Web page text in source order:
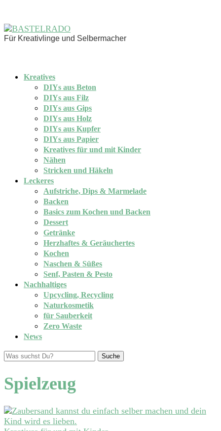
Für Kreativlinge und Selbermacher
Kreatives
DIYs aus Beton
DIYs aus Filz
DIYs aus Gips
DIYs aus Holz
DIYs aus Kupfer
DIYs aus Papier
Kreatives für und mit Kinder
Nähen
Stricken und Häkeln
Leckeres
Aufstriche, Dips & Marmelade
Backen
Basics zum Kochen und Backen
Dessert
Getränke
Herzhaftes & Geräuchertes
Kochen
Naschen & Süßes
Senf, Pasten & Pesto
Nachhaltiges
Upcycling, Recycling
Naturkosmetik
für Sauberkeit
Zero Waste
News
Suche
Spielzeug